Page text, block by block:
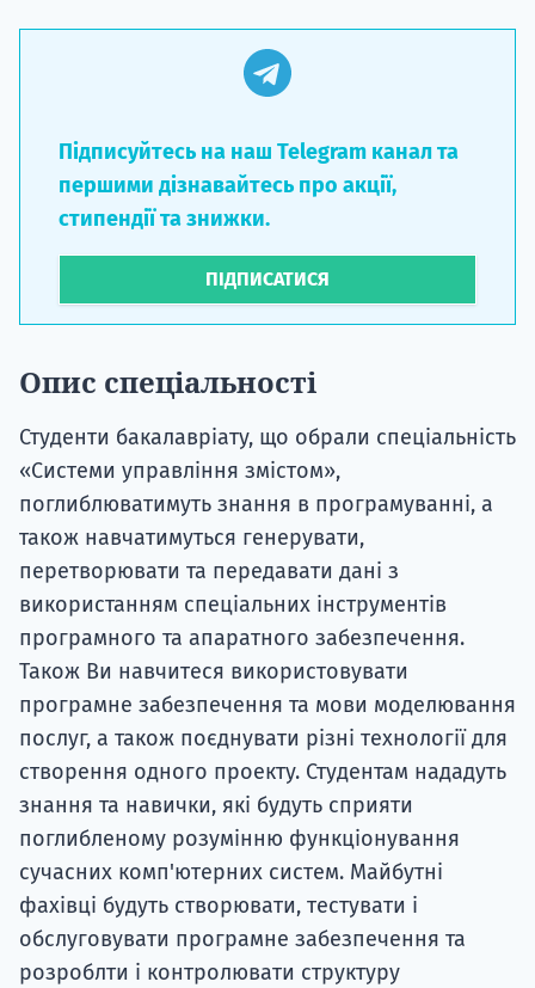
Підписуйтесь на наш Telegram канал та
першими дізнавайтесь про акції,
стипендії та знижки.
ПІДПИСАТИСЯ
Опис спеціальності
Студенти бакалавріату, що обрали спеціальність
«Системи управління змістом»,
поглиблюватимуть знання в програмуванні, а
також навчатимуться генерувати,
перетворювати та передавати дані з
використанням спеціальних інструментів
програмного та апаратного забезпечення.
Також Ви навчитеся використовувати
програмне забезпечення та мови моделювання
послуг, а також поєднувати різні технології для
створення одного проекту. Студентам нададуть
знання та навички, які будуть сприяти
поглибленому розумінню функціонування
сучасних комп'ютерних систем. Майбутні
фахівці будуть створювати, тестувати і
обслуговувати програмне забезпечення та
розроблти і контролювати структуру